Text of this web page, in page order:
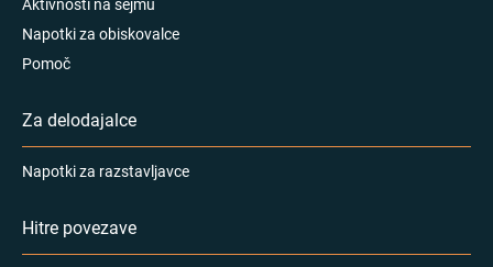
Napotki za obiskovalce
Pomoč
Za delodajalce
Napotki za razstavljavce
Hitre povezave